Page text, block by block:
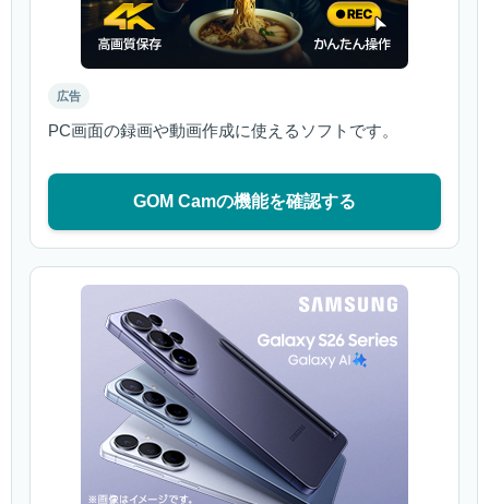
広告
PC画面の録画や動画作成に使えるソフトです。
GOM Camの機能を確認する